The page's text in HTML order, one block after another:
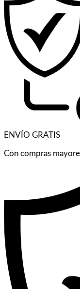
ENVÍO GRATIS
Con compras